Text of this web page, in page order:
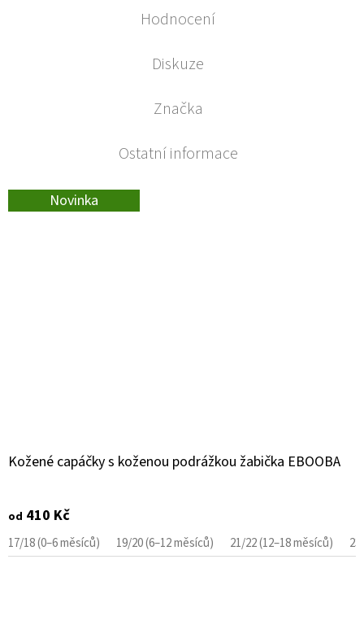
Hodnocení
Diskuze
Značka
Ostatní informace
Novinka
Kožené capáčky s koženou podrážkou žabička EBOOBA
od 410 Kč
17/18 (0–6 měsíců) 19/20 (6–12 měsíců) 21/22 (12–18 měsíců)